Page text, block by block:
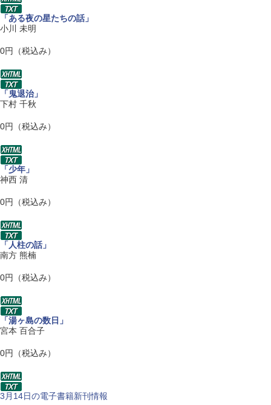
「ある夜の星たちの話」
小川 未明
0円（税込み）
「鬼退治」
下村 千秋
0円（税込み）
「少年」
神西 清
0円（税込み）
「人柱の話」
南方 熊楠
0円（税込み）
「湯ヶ島の数日」
宮本 百合子
0円（税込み）
3月14日の電子書籍新刊情報